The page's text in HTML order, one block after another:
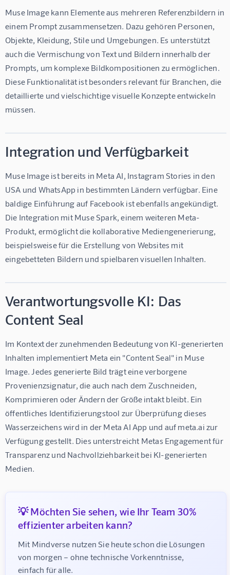
Muse Image kann Elemente aus mehreren Referenzbildern in
einem Prompt zusammensetzen. Dazu gehören Personen,
Objekte, Kleidung, Stile und Umgebungen. Es unterstützt
auch die Vermischung von Text und Bildern innerhalb der
Prompts, um komplexe Bildkompositionen zu ermöglichen.
Diese Funktionalität ist besonders relevant für Branchen, die
detaillierte und vielschichtige visuelle Konzepte entwickeln
müssen.
Integration und Verfügbarkeit
Muse Image ist bereits in Meta AI, Instagram Stories in den
USA und WhatsApp in bestimmten Ländern verfügbar. Eine
baldige Einführung auf Facebook ist ebenfalls angekündigt.
Die Integration mit Muse Spark, einem weiteren Meta-
Produkt, ermöglicht die kollaborative Mediengenerierung,
beispielsweise für die Erstellung von Websites mit
eingebetteten Bildern und spielbaren visuellen Inhalten.
Verantwortungsvolle KI: Das
Content Seal
Im Kontext der zunehmenden Bedeutung von KI-generierten
Inhalten implementiert Meta ein "Content Seal" in Muse
Image. Jedes generierte Bild trägt eine verborgene
Provenienzsignatur, die auch nach dem Zuschneiden,
Komprimieren oder Ändern der Größe intakt bleibt. Ein
öffentliches Identifizierungstool zur Überprüfung dieses
Wasserzeichens wird in der Meta AI App und auf meta.ai zur
Verfügung gestellt. Dies unterstreicht Metas Engagement für
Transparenz und Nachvollziehbarkeit bei KI-generierten
Medien.
💡 Möchten Sie sehen, wie Ihr Team 30%
effizienter arbeiten kann?
Mit Mindverse nutzen Sie heute schon die Lösungen
von morgen – ohne technische Vorkenntnisse,
einfach für alle.